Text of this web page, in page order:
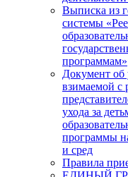
Выписка из
системы
программам»
Документ об
взимаемой с
ухода за
программы
и сред
Правила